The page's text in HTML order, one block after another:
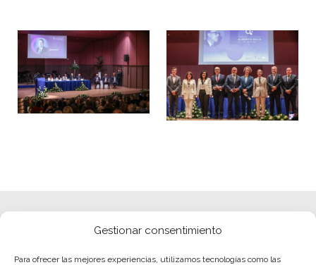
Gestionar consentimiento
Para ofrecer las mejores experiencias, utilizamos tecnologías como las